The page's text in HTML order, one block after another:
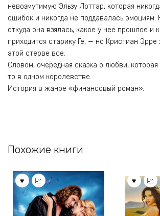
невозмутимую Эльзу Лоттар, которая
ошибок и никогда не поддавалась эмоциям.
откуда она взялась, какое у нее прошлое и
приходится старику Гё, — но Кристиан Эрре
этой стерве все.
Словом, очередная сказка о любви, которая
то в одном королевстве.
История в жанре «финансовый роман».
Похожие книги